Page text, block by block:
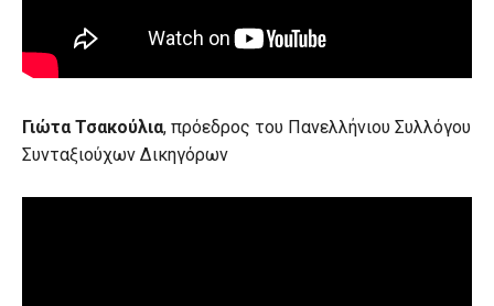
Γιώτα Τσακούλια, πρόεδρος του Πανελλήνιου Συλλόγου
Συνταξιούχων Δικηγόρων